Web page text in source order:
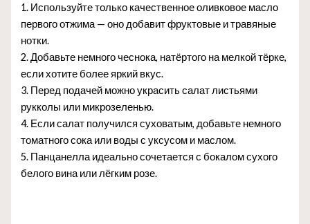
1. Используйте только качественное оливковое масло
первого отжима — оно добавит фруктовые и травяные
нотки.
2. Добавьте немного чеснока, натёртого на мелкой тёрке,
если хотите более яркий вкус.
3. Перед подачей можно украсить салат листьями
рукколы или микрозеленью.
4. Если салат получился суховатым, добавьте немного
томатного сока или воды с уксусом и маслом.
5. Панцанелла идеально сочетается с бокалом сухого
белого вина или лёгким розе.